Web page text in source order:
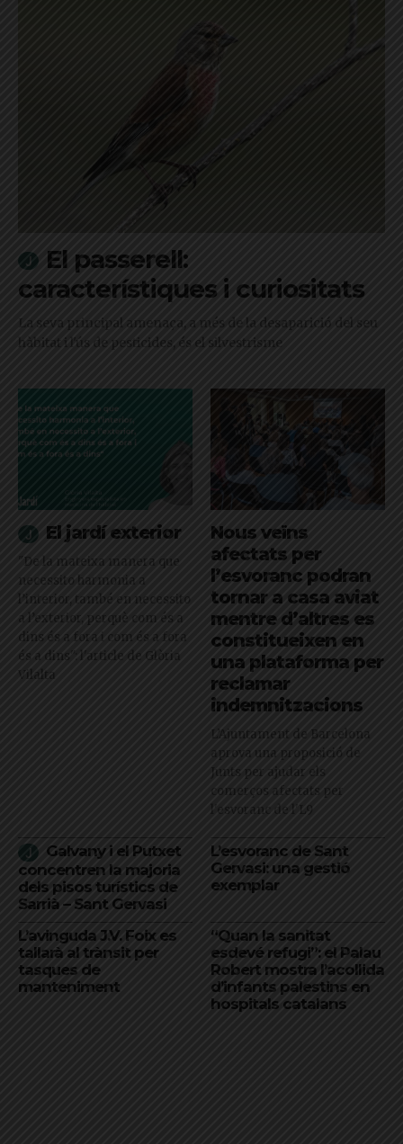
El passerell:
característiques i curiositats
La seva principal amenaça, a més de la desaparició del seu
hàbitat i l'ús de pesticides, és el silvestrisme
El jardí exterior
"De la mateixa manera que
necessito harmonia a
l’interior, també en necessito
a l’exterior, perquè com és a
dins és a fora i com és a fora
és a dins": l'article de Glòria
Vilalta
Nous veïns
afectats per
l’esvoranc podran
tornar a casa aviat
mentre d’altres es
constitueixen en
una plataforma per
reclamar
indemnitzacions
L’Ajuntament de Barcelona
aprova una proposició de
Junts per ajudar els
comerços afectats per
l'esvoranc de l'L9
Galvany i el Putxet
concentren la majoria
dels pisos turístics de
Sarrià – Sant Gervasi
L’esvoranc de Sant
Gervasi: una gestió
exemplar
L’avinguda J.V. Foix es
tallarà al trànsit per
tasques de
manteniment
“Quan la sanitat
esdevé refugi”: el Palau
Robert mostra l’acollida
d’infants palestins en
hospitals catalans